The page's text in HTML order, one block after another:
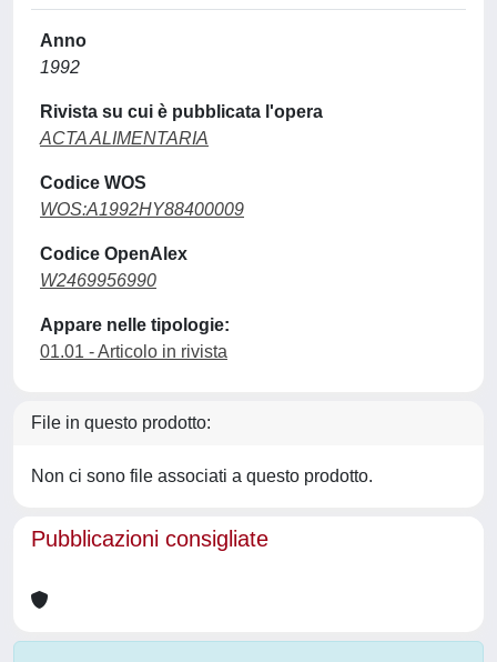
Anno
1992
Rivista su cui è pubblicata l'opera
ACTA ALIMENTARIA
Codice WOS
WOS:A1992HY88400009
Codice OpenAlex
W2469956990
Appare nelle tipologie:
01.01 - Articolo in rivista
File in questo prodotto:
Non ci sono file associati a questo prodotto.
Pubblicazioni consigliate